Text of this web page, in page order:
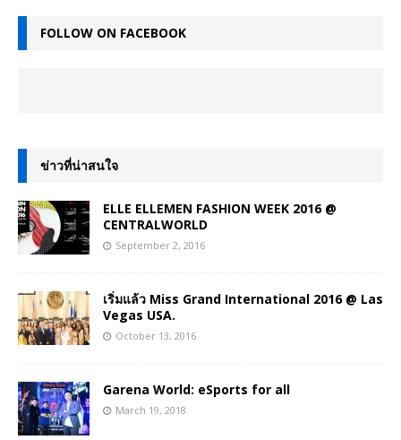
FOLLOW ON FACEBOOK
ข่าวที่น่าสนใจ
ELLE ELLEMEN FASHION WEEK 2016 @
CENTRALWORLD
September 2, 2016
เริ่มแล้ว Miss Grand International 2016 @ Las
Vegas USA.
October 13, 2016
Garena World: eSports for all
March 19, 2018